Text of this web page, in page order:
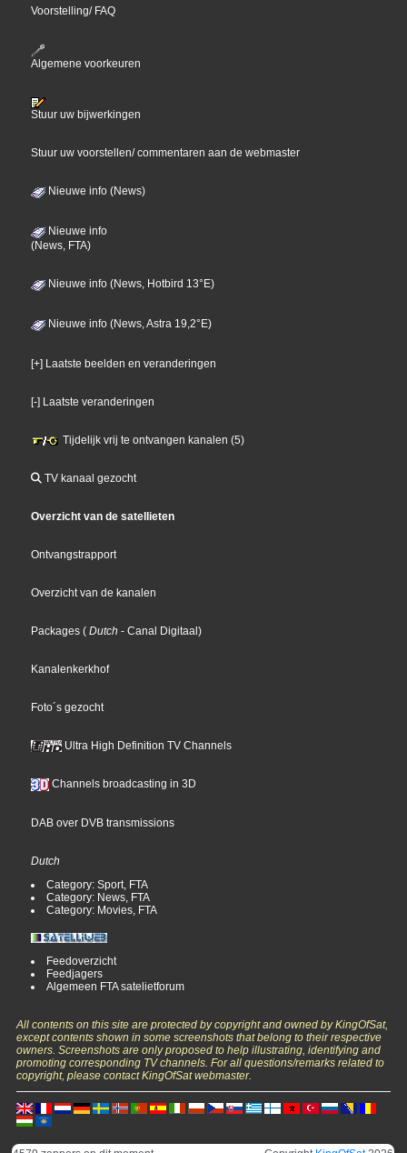
Voorstelling/ FAQ
Algemene voorkeuren
Stuur uw bijwerkingen
Stuur uw voorstellen/ commentaren aan de webmaster
Nieuwe info (News)
Nieuwe info
(News, FTA)
Nieuwe info (News, Hotbird 13°E)
Nieuwe info (News, Astra 19,2°E)
[+] Laatste beelden en veranderingen
[-] Laatste veranderingen
Tijdelijk vrij te ontvangen kanalen (5)
TV kanaal gezocht
Overzicht van de satellieten
Ontvangstrapport
Overzicht van de kanalen
Packages ( Dutch - Canal Digitaal)
Kanalenkerkhof
Foto´s gezocht
Ultra High Definition TV Channels
Channels broadcasting in 3D
DAB over DVB transmissions
Dutch
Category: Sport, FTA
Category: News, FTA
Category: Movies, FTA
Feedoverzicht
Feedjagers
Algemeen FTA satelietforum
All contents on this site are protected by copyright and owned by KingOfSat,
except contents shown in some screenshots that belong to their respective
owners. Screenshots are only proposed to help illustrating, identifying and
promoting corresponding TV channels. For all questions/remarks related to
copyright, please contact KingOfSat webmaster.